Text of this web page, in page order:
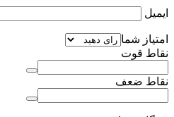
ایمیل
امتیاز شما
نقاط قوت
نقاط ضعف